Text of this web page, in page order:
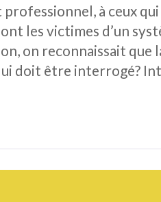
à ceux
les victimes d’un
on reconnaissait que
doit être interrogé?